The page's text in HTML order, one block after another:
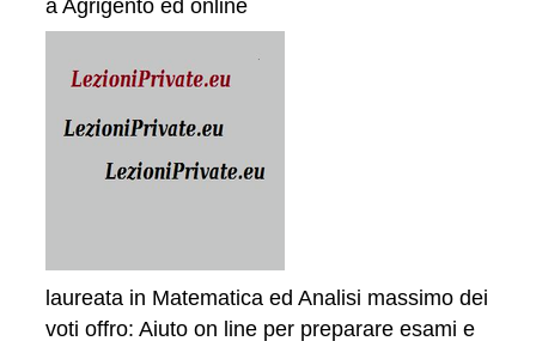
a Agrigento ed online
laureata in Matematica ed Analisi massimo dei
voti offro: Aiuto on line per preparare esami e